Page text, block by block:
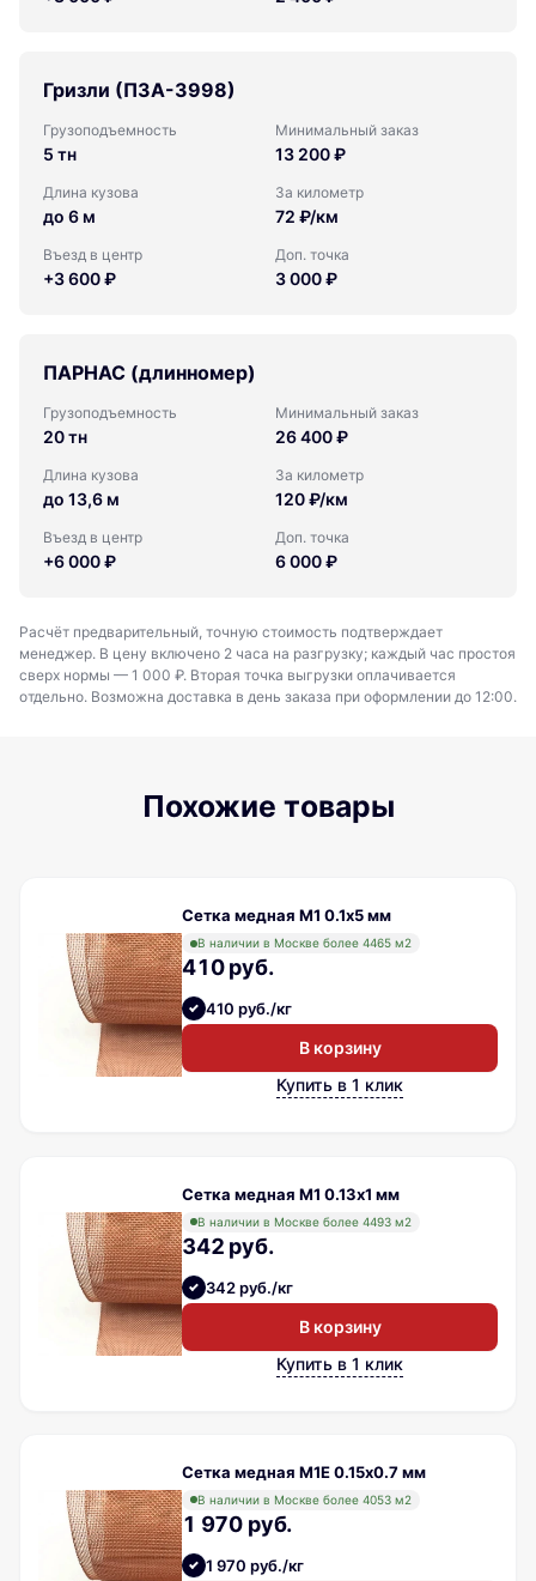
Гризли (ПЗА-3998)
Грузоподъемность
5 тн
Минимальный заказ
13 200 ₽
Длина кузова
до 6 м
За километр
72 ₽/км
Въезд в центр
+3 600 ₽
Доп. точка
3 000 ₽
ПАРНАС (длинномер)
Грузоподъемность
20 тн
Минимальный заказ
26 400 ₽
Длина кузова
до 13,6 м
За километр
120 ₽/км
Въезд в центр
+6 000 ₽
Доп. точка
6 000 ₽
Расчёт предварительный, точную стоимость подтверждает
менеджер. В цену включено 2 часа на разгрузку; каждый час простоя
сверх нормы — 1 000 ₽. Вторая точка выгрузки оплачивается
отдельно. Возможна доставка в день заказа при оформлении до 12:00.
Похожие товары
Сетка медная М1 0.1х5 мм
В наличии в Москве более 4465 м2
410 руб.
410 руб./кг
В корзину
Купить в 1 клик
Сетка медная М1 0.13х1 мм
В наличии в Москве более 4493 м2
342 руб.
342 руб./кг
В корзину
Купить в 1 клик
Сетка медная М1Е 0.15х0.7 мм
В наличии в Москве более 4053 м2
1 970 руб.
1 970 руб./кг